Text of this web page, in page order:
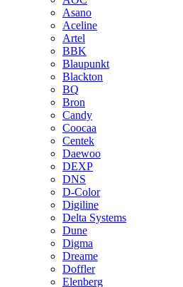
Asano
Aceline
Artel
BBK
Blaupunkt
Blackton
BQ
Bron
Candy
Coocaa
Centek
Daewoo
DEXP
DNS
D-Color
Digiline
Delta Systems
Dune
Digma
Dreame
Doffler
Elenberg